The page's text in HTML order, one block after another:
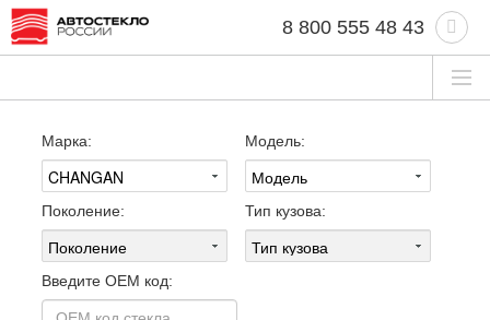
8 800 555 48 43
Марка: Модель:
Поколение: Тип кузова:
Введите OEM код: